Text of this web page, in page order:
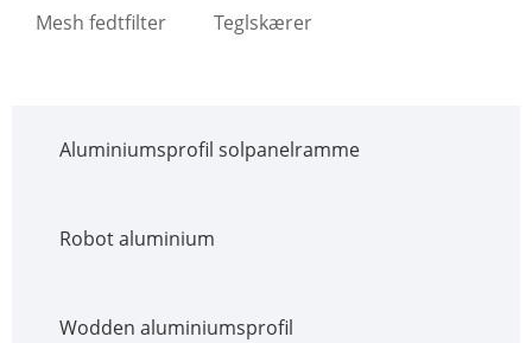
Mesh fedtfilter Teglskærer
Aluminiumsprofil solpanelramme
Robot aluminium
Wodden aluminiumsprofil